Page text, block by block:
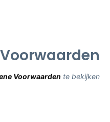
Voorwaarden te bekijken